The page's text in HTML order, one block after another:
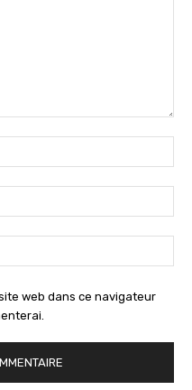
:*
:*
:
web dans ce navigateur